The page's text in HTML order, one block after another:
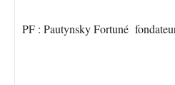
PF : Pautynsky Fortuné